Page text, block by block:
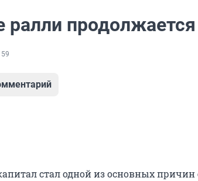
ралли продолжается
стал одной из основных причин